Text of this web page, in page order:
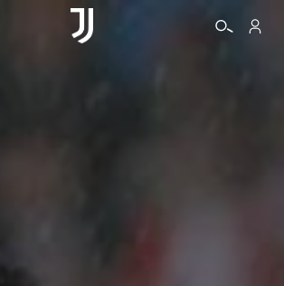
BIGLIETTI
BIANCONERI